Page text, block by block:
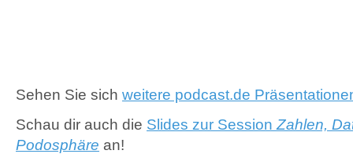
Sehen Sie sich weitere podcast.de
Schau dir auch die Slides zur Session Zahlen,
Podosphäre an!